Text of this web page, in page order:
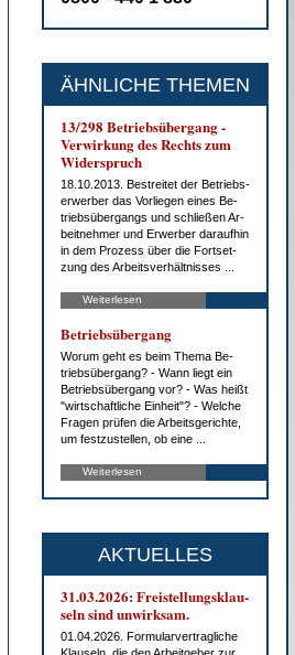
ÄHNLICHE THEMEN
13/298 Be­triebs­über­gang -
Ver­wir­kung des Rechts zum
Wi­der­spruch
18.10.2013. Be­strei­tet der Be­triebs­
er­wer­ber das Vor­lie­gen ei­nes Be­
triebs­über­gangs und schlie­ßen Ar­
beit­neh­mer und Er­wer­ber dar­auf­hin
in dem Pro­zess über die Fort­set­
zung des Ar­beits­ver­hält­nis­ses ...
Weiterlesen
Be­triebs­über­gang
Wor­um geht es beim The­ma Be­
triebs­über­gang? - Wann liegt ein
Be­triebs­über­gang vor? - Was heißt
"wirt­schaft­li­che Ein­heit"? - Wel­che
Fra­gen prü­fen die Ar­beits­ge­rich­te,
um fest­zu­stel­len, ob ei­ne ...
Weiterlesen
AKTUELLES
31.03.2026: Frei­stel­lungs­klau­
seln sind un­wirk­sam.
01.04.2026. For­mu­lar­ver­trag­li­che